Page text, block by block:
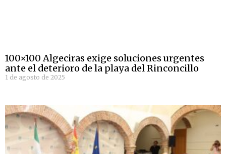
100×100 Algeciras exige soluciones urgentes
ante el deterioro de la playa del Rinconcillo
1 de agosto de 2025